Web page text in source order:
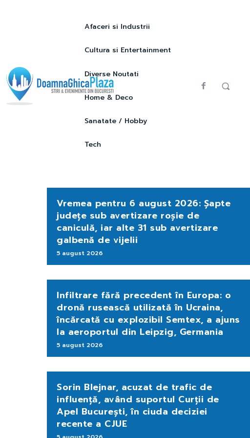
Afaceri si Industrii
Cultura si Entertainment
Diverse Noutati
Home & Deco
Sanatate / Hobby
Tech
Vremea pentru 6 august 2026: Șapte
județe sub avertizare roșie de
caniculă, iar alte 31 sub avertizare
galbenă de vijelii
5 august 2026
Infiltrare fără precedent în Europa: o
dronă rusească utilizată în Ucraina,
încărcată cu explozibil Semtex, a ajuns
la aeroportul din Leipzig, Germania
5 august 2026
Sorin Blejnar, acuzat de trafic de
influență, având suportul Curții de
Apel București, în ciuda deciziei
recente a CJUE